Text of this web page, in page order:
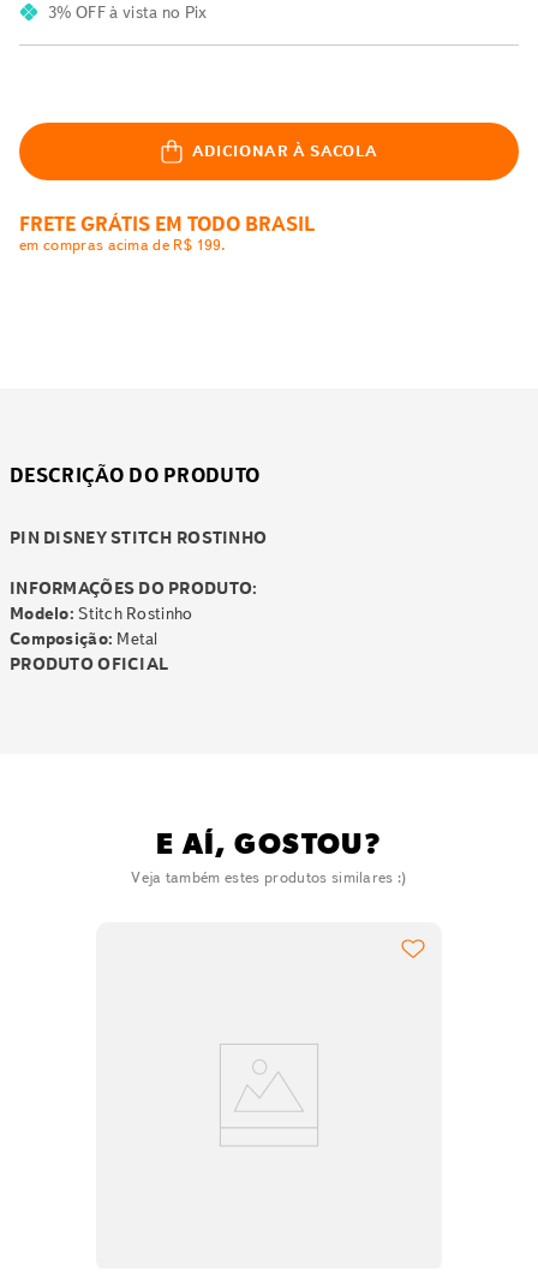
3% OFFà vista no Pix
ADICIONAR À SACOLA
FRETE GRÁTIS EM TODO BRASIL
em compras acima de R$ 199.
DESCRIÇÃO DO PRODUTO
PIN DISNEY STITCH ROSTINHO
INFORMAÇÕES DO PRODUTO:
Modelo: Stitch Rostinho
Composição: Metal
PRODUTO OFICIAL
E AÍ, GOSTOU?
Veja também estes produtos similares :)